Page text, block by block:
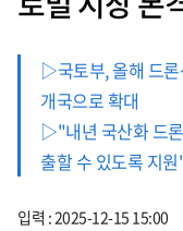
▷국토부, 올해 드론
개국으로 확대
▷"내년 국산화 드
출할 수 있도록 지
입력 : 2025-12-15 15:00